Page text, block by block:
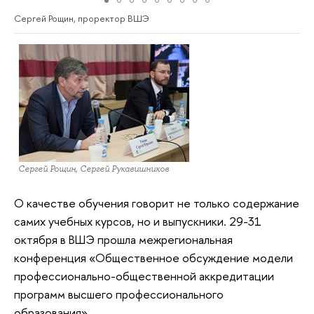
Сергей Рощин, проректор ВШЭ
Сергей Рощин, Сергей Рукавишников
О качестве обучения говорит не только содержание
самих учебных курсов, но и выпускники. 29-31
октября в ВШЭ прошла межрегиональная
конференция «Общественное обсуждение модели
профессионально-общественной аккредитации
программ высшего профессионального